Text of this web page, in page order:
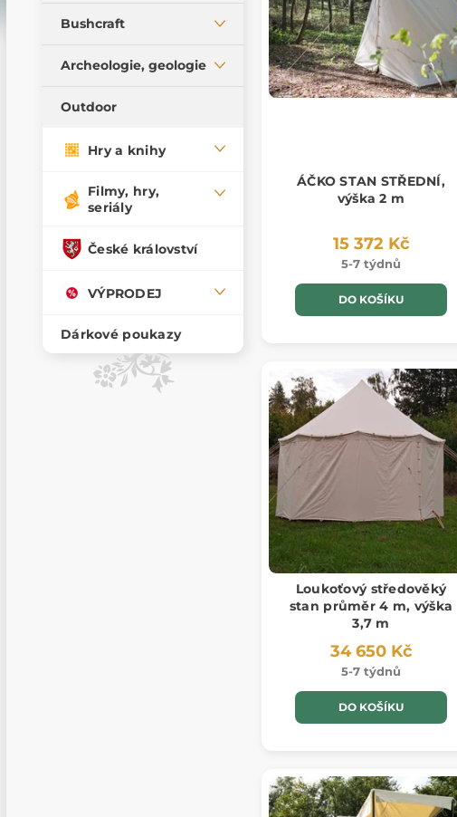
Příslušenství pro stany
Řemeslné vybavení
Výrobky z parohu a
Raznice do kůže
Bubny
Ostatní hudební
Bushcraft
Vaření v přírodě
Kuksy
Sekery
Titanové vybavení
Archeologie, geologie
Geologie a
Archeologické vybavení
Outdoor
Hry a knihy
Filmy, hry,
seriály
České království
VÝPRODEJ
Dárkové poukazy
ÁČKO STAN STŘEDNÍ,
výška 2 m
15 372 Kč
5-7 týdnů
DO KOŠÍKU
Loukoťový středověký
stan průměr 4 m, výška
3,7 m
34 650 Kč
5-7 týdnů
DO KOŠÍKU